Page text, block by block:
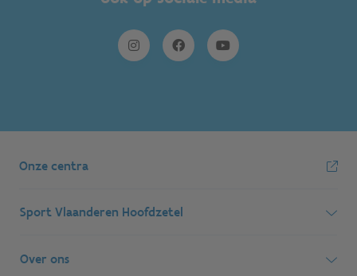
Onze centra
Sport Vlaanderen Hoofdzetel
Simon Bolivarlaan 17
Over ons